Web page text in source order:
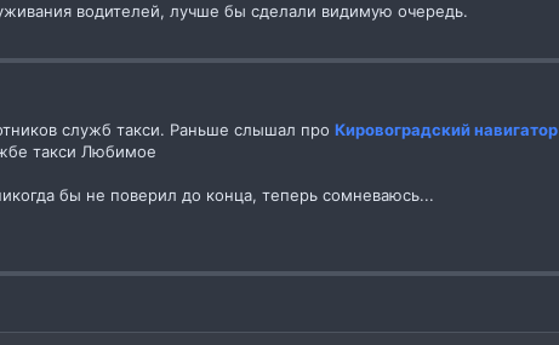
водителей, лучше бы сделали видимую очередь.
служб такси. Раньше слышал про Кировоградский навигатор
такси Любимое
бы не поверил до конца, теперь сомневаюсь...